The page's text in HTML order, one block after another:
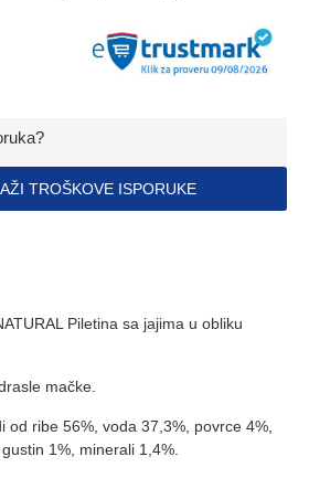
TROŠKOVE ISPORUKE
Piletina sa jajima u obliku
mačke.
od ribe 56%, voda 37,3%, povrce 4%,
1%, minerali 1,4%.